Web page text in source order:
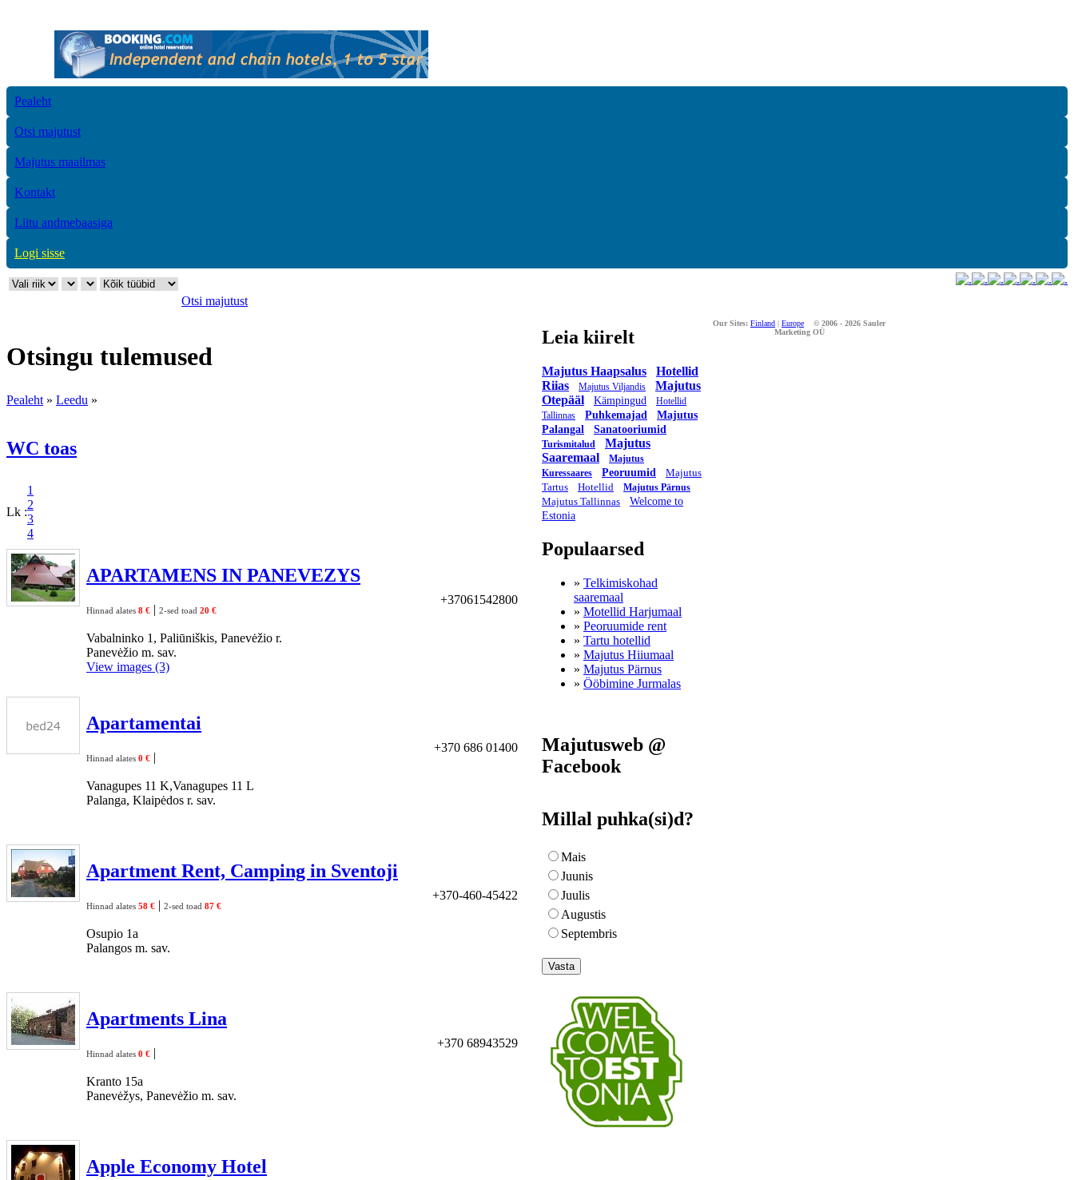
Pealeht
Otsi majutust
Majutus maailmas
Kontakt
Liitu andmebaasiga
Logi sisse
Otsi majutust
Otsingu tulemused
Pealeht » Leedu »
WC toas
Lk :
1
2
3
4
APARTAMENS IN PANEVEZYS
Hinnad alates 8 € | 2-sed toad 20 €
Vabalninko 1, Paliūniškis, Panevėžio r.
Panevėžio m. sav.
+37061542800
View images (3)
Apartamentai
Hinnad alates 0 € |
Vanagupes 11 K,Vanagupes 11 L
Palanga, Klaipėdos r. sav.
+370 686 01400
Apartment Rent, Camping in Sventoji
Hinnad alates 58 € | 2-sed toad 87 €
Osupio 1a
Palangos m. sav.
+370-460-45422
Apartments Lina
Hinnad alates 0 € |
Kranto 15a
Panevėžys, Panevėžio m. sav.
+370 68943529
Apple Economy Hotel
Leia kiirelt
Majutus Haapsalus
Hotellid
Riias
Majutus Viljandis
Majutus
Otepääl
Kämpingud
Hotellid
Tallinnas
Puhkemajad
Majutus
Palangal
Sanatooriumid
Turismitalud
Majutus
Saaremaal
Majutus
Kuressaares
Peoruumid
Majutus
Tartus
Hotellid Majutus Pärnus
Majutus Tallinnas
Welcome to
Estonia
Populaarsed
» Telkimiskohad
saaremaal
» Motellid Harjumaal
» Peoruumide rent
» Tartu hotellid
» Majutus Hiiumaal
» Majutus Pärnus
» Ööbimine Jurmalas
Majutusweb @
Facebook
Millal puhka(si)d?
Mais
Juunis
Juulis
Augustis
Septembris
Our Sites: Finland | Europe
© 2006 - 2026 Sauler
Marketing OÜ